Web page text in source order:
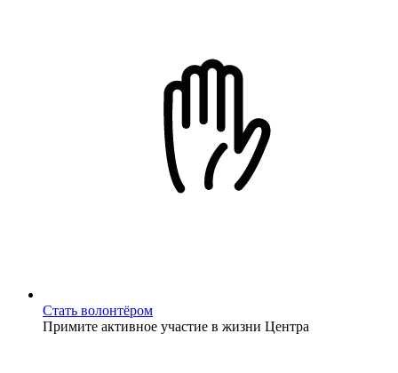
Стать волонтёром
Примите активное участие в жизни Центра